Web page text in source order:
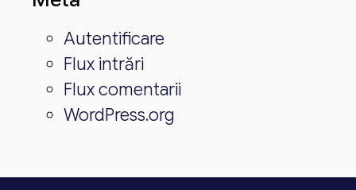
Autentificare
Flux intrări
Flux comentarii
WordPress.org